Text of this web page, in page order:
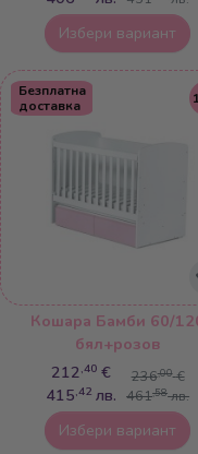
Избери вариант
Безплатна
доставка
Кошара Бамби 60/
бял+розов
212,40 €
415,42 лв.
236,00 €
461,58 лв.
Избери вариант